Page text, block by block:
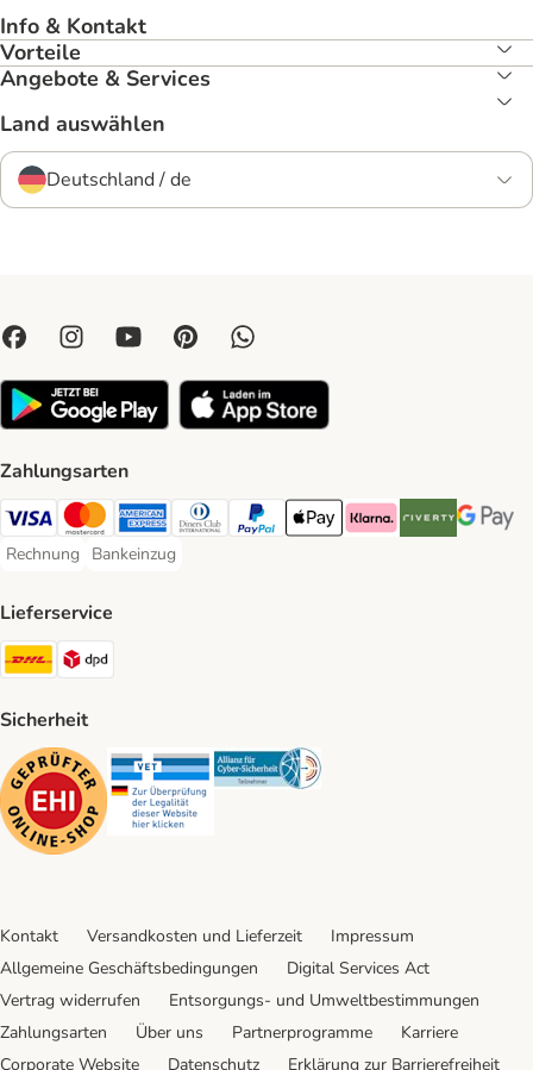
Info & Kontakt
Vorteile
Angebote & Services
Land auswählen
Deutschland / de
Zahlungsarten
Visa Payment Method
Mastercard Payment Method
American Express Payment Method
Diners Club Payment Method
PayPal Payment Method
Apple Pay Payment Method
Klarna Payment Method
Riverty Payment
Google
Rechnung
Rechnung Payment Method
Bankeinzug
Bankeinzug Payment Method
Lieferservice
DHL Shipping Method
Sicherheit
Security Security Security
Kontakt Versandkosten und Lieferzeit
Impressum
Allgemeine Geschäftsbedingungen
Digital Services Act
Vertrag widerrufen
Entsorgungs- und Umweltbestimmungen
Zahlungsarten
Über uns Partnerprogramme
Karriere
Corporate Website
Datenschutz Erklärung zur Barrierefreiheit